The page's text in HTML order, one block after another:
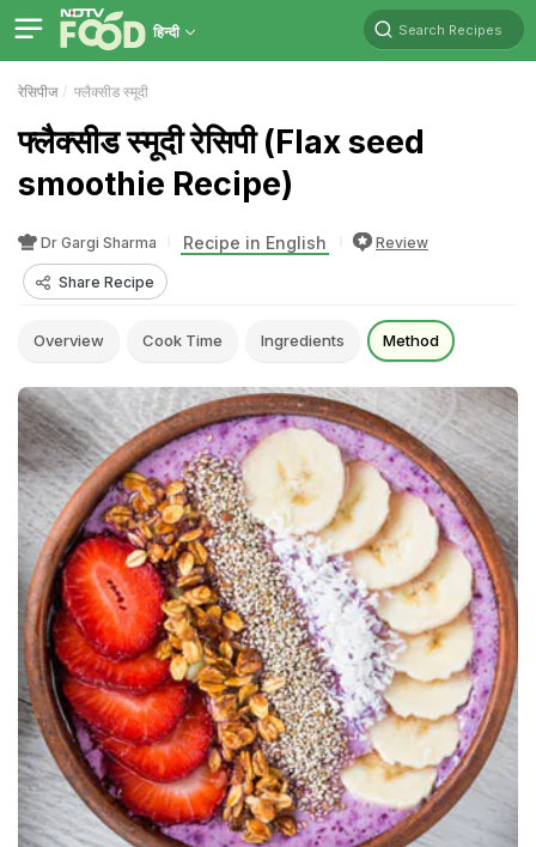
हिन्दी Search Recipes
रेसिपीज फ्लैक्सीड स्मूदी
फ्लैक्सीड स्मूदी रेसिपी (Flax seed
smoothie Recipe)
Dr Gargi Sharma Recipe in English Review
Share Recipe
Overview Cook Time Ingredients Method